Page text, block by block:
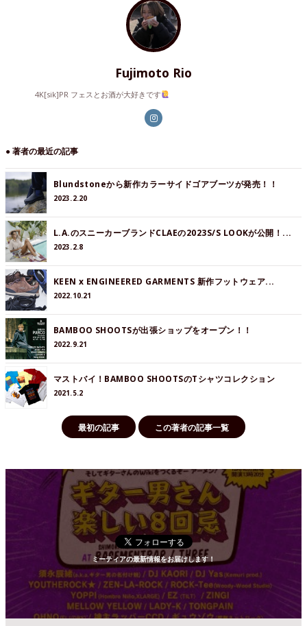
Fujimoto Rio
4K[sik]PR フェスとお酒が大好きです
● 著者の最近の記事
Blundstoneから新作カラーサイドゴアブーツが発売！！
2023.2.20
L.A.のスニーカーブランドCLAEの2023S/S LOOKが公開！...
2023.2.8
KEEN x ENGINEERED GARMENTS 新作フットウェア...
2022.10.21
BAMBOO SHOOTSが出張ショップをオープン！！
2022.9.21
マストバイ！BAMBOO SHOOTSのTシャツコレクション
2021.5.2
最初の記事 この著者の記事一覧
ミーティアの最新情報をお届けします！